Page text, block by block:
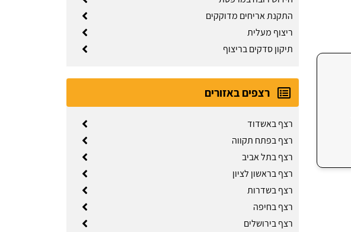
התקנת אריחים מדוקקים
ריצוף מעלית
תיקון סדקים בריצוף
רצפים באזורים
רצף באשדוד
רצף בפתח תקווה
רצף בתל אביב
רצף בראשון לציון
רצף בשדרות
רצף בחיפה
רצף בירושלים